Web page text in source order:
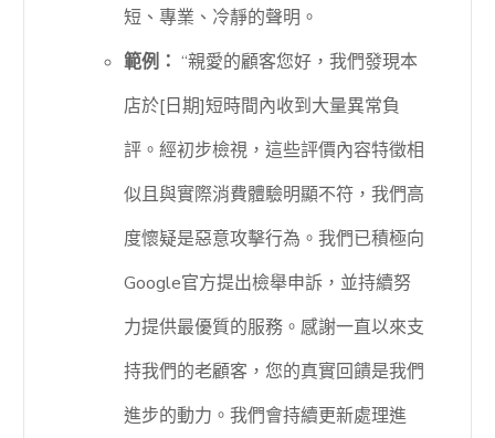
短、專業、冷靜的聲明。
範例： “親愛的顧客您好，我們發現本
店於[日期]短時間內收到大量異常負
評。經初步檢視，這些評價內容特徵相
似且與實際消費體驗明顯不符，我們高
度懷疑是惡意攻擊行為。我們已積極向
Google官方提出檢舉申訴，並持續努
力提供最優質的服務。感謝一直以來支
持我們的老顧客，您的真實回饋是我們
進步的動力。我們會持續更新處理進